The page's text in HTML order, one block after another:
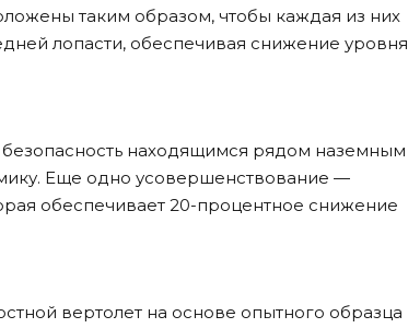
таким образом, чтобы каждая из них
лопасти, обеспечивая снижение уровня
находящимся рядом наземным
Еще одно усовершенствование —
обеспечивает 20-процентное снижение
вертолет на основе опытного образца